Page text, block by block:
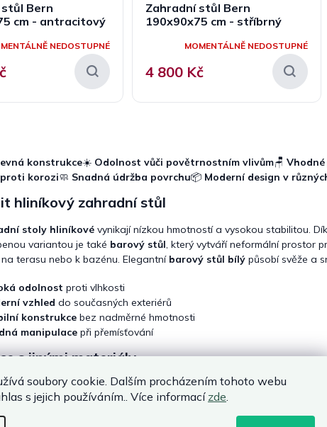
soubory cookie. Dalším procházením tohoto webu
s jejich používáním.. Více informací zde
Bern
cm - antracitový
NEDOSTUPNÉ
Zahradní stůl Bern
190x90x75 cm - stříbrný
MOMENTÁLNĚ NEDOSTUPNÉ
4 800 Kč
l
á
d
í
p
r
v
i
s
u
konstrukce☀️ Odolnost vůči povětrnostním vlivům🪑
korozi🧼 Snadná údržba povrchu📦 Moderní design v
hliníkový zahradní stůl
stoly hliníkové vynikají nízkou hmotností a vysokou stabilitou.
variantou je také barový stůl, který vytváří neformální prostor
terasu nebo k bazénu. Elegantní barový stůl bílý působí svěže a
odolnost proti vlhkosti
vzhled do současných exteriérů
konstrukce bez nadměrné hmotnosti
manipulace při přemísťování
s jinými materiály
přednost jinému vzhledu, můžete zvolit elegantníratanový stůl
,
kvalitnídřevěný stůl, jenž dodá prostoru teplo a tradici.